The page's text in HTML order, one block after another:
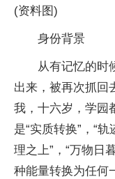
(资料图)
身份背景
从有记忆的时
出来，被再次抓回
我，十六岁，学园
是“实质转换”，“轨
理之上”，“万物日
种能量转换为任何